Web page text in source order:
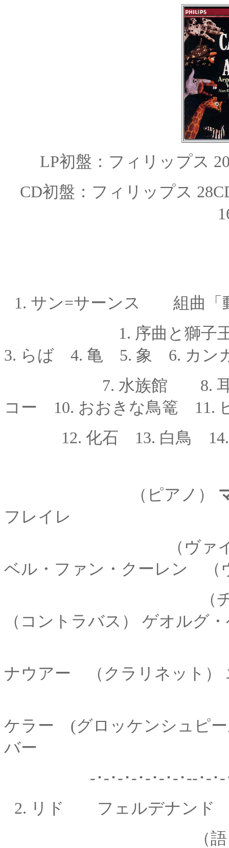
LP初盤： フィリップス
CD初盤： フィリップス
1. サン=サーンス 組曲「
1. 序曲と獅
3. らば 4. 亀 5. 象 6. カン
7. 水族館 8.
コー 10. おおきな鳥篭 11.
12. 化石 13. 白鳥
（ピアノ）
フレイレ
（ヴァイオリン）
ベル・ファン・クーレン
（チェロ） ミ
（コントラバス） ゲオルグ
ナウアー （クラリネット）
ケラー
(グロッケンシュピ
バー
-･-･-･-･-･-･-･--･-
2. リド フェルデナンド
（語り手）エレ